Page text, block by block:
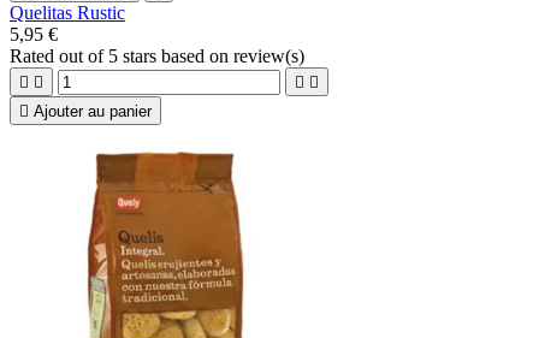
Quelitas Rustic
5,95 €
Rated out of 5 stars based on review(s)
   
 Ajouter au panier